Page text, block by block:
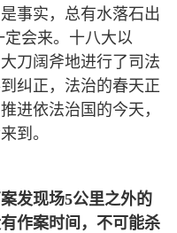
事实，总有水落石出
会来。十八大以
刀阔斧地进行了司法
纠正，法治的春天正
进依法治国的今天，
到。
发现场5公里之外的
作案时间，不可能杀